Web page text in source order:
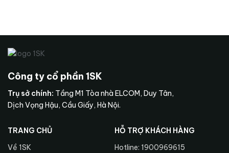
Công ty cổ phần 1SK
Trụ sở chính: Tầng M1 Tòa nhà ELCOM, Duy Tân,
Dịch Vọng Hậu, Cầu Giấy, Hà Nội.
TRANG CHỦ
Về 1SK
HỖ TRỢ KHÁCH HÀNG
Hotline: 1900969615